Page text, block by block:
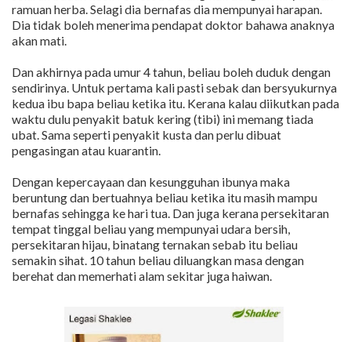
ramuan herba. Selagi dia bernafas dia mempunyai harapan.
Dia tidak boleh menerima pendapat doktor bahawa anaknya
akan mati.
Dan akhirnya pada umur 4 tahun, beliau boleh duduk dengan
sendirinya. Untuk pertama kali pasti sebak dan bersyukurnya
kedua ibu bapa beliau ketika itu. Kerana kalau diikutkan pada
waktu dulu penyakit batuk kering (tibi) ini memang tiada
ubat. Sama seperti penyakit kusta dan perlu dibuat
pengasingan atau kuarantin.
Dengan kepercayaan dan kesungguhan ibunya maka
beruntung dan bertuahnya beliau ketika itu masih mampu
bernafas sehingga ke hari tua. Dan juga kerana persekitaran
tempat tinggal beliau yang mempunyai udara bersih,
persekitaran hijau, binatang ternakan sebab itu beliau
semakin sihat. 10 tahun beliau diluangkan masa dengan
berehat dan memerhati alam sekitar juga haiwan.